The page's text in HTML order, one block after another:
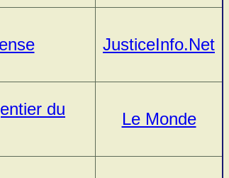
JusticeInfo.Net
du
Le Monde